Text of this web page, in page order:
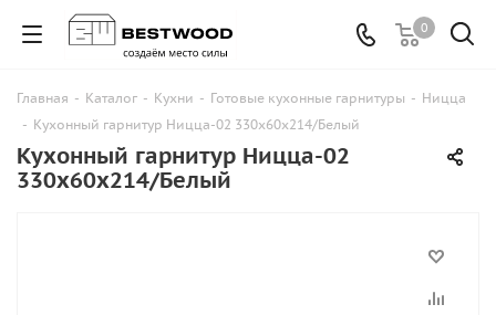
0
Главная - Каталог - Кухни - Готовые кухонные гарнитуры - Ницца
- Кухонный гарнитур Ницца-02 330х60х214/Белый
Кухонный гарнитур Ницца-02
330х60х214/Белый